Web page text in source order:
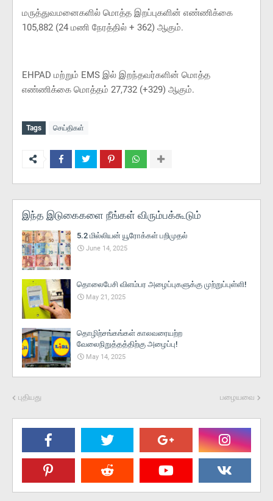
மருத்துவமனைகளில் மொத்த இறப்புகளின் எண்ணிக்கை
105,882 (24 மணி நேரத்தில் + 362) ஆகும்.
EHPAD மற்றும் EMS இல் இறந்தவர்களின் மொத்த
எண்ணிக்கை மொத்தம் 27,732 (+329) ஆகும்.
Tags செய்திகள்
இந்த இடுகைகளை நீங்கள் விரும்பக்கூடும்
5.2 மில்லியன் யூரோக்கள் பறிமுதல்
June 14, 2025
தொலைபேசி விளம்பர அழைப்புகளுக்கு முற்றுப்புள்ளி!
May 21, 2025
தொழிற்சங்கங்கள் காலவரையற்ற
வேலைநிறுத்தத்திற்கு அழைப்பு!
May 14, 2025
புதியது பழையவை